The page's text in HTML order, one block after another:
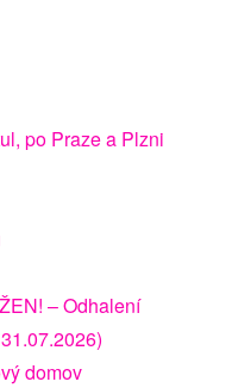
po Praze a Plzni
– Odhalení
domov